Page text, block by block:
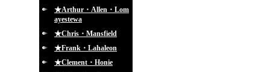
★Arthur・Allen・Lom
ayestewa
★Chris・Mansfield
★Frank・Lahaleon
★Clement・Honie